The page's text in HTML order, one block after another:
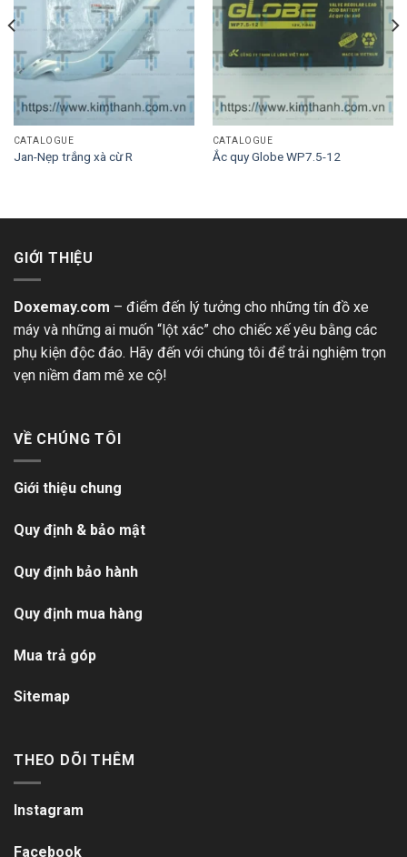
CATALOGUE
Jan-Nẹp trắng xà cừ R
CATALOGUE
Ắc quy Globe WP7.5-12
GIỚI THIỆU
Doxemay.com – điểm đến lý tưởng cho những tín đồ xe
máy và những ai muốn “lột xác” cho chiếc xế yêu bằng các
phụ kiện độc đáo. Hãy đến với chúng tôi để trải nghiệm trọn
vẹn niềm đam mê xe cộ!
VỀ CHÚNG TÔI
Giới thiệu chung
Quy định & bảo mật
Quy định bảo hành
Quy định mua hàng
Mua trả góp
Sitemap
THEO DÕI THÊM
Instagram
Facebook